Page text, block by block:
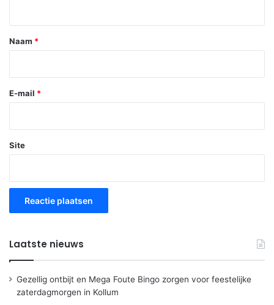
*
Naam *
E-mail *
Site
Laatste nieuws
Gezellig ontbijt en Mega Foute Bingo zorgen voor feestelijke
zaterdagmorgen in Kollum